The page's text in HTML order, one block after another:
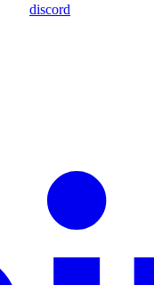
discord